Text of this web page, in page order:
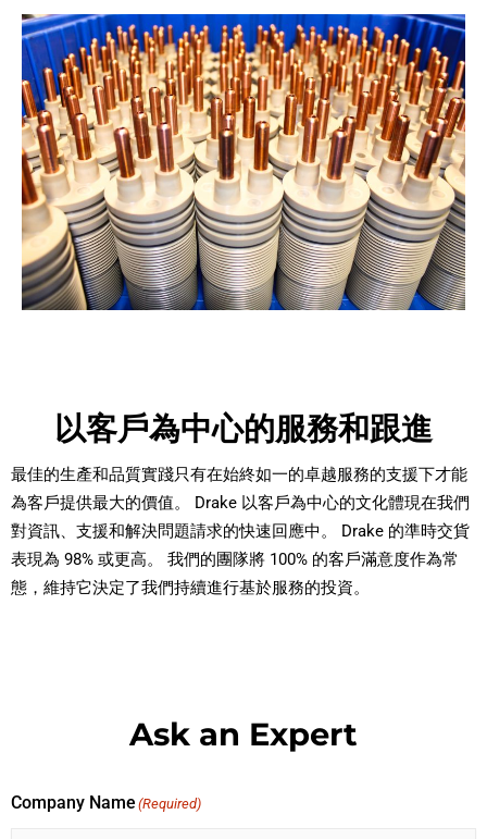
以客戶為中心的服務和跟進
最佳的生產和品質實踐只有在始終如一的卓越服務的支援下才能
為客戶提供最大的價值。 Drake 以客戶為中心的文化體現在我們
對資訊、支援和解決問題請求的快速回應中。 Drake 的準時交貨
表現為 98% 或更高。 我們的團隊將 100% 的客戶滿意度作為常
態，維持它決定了我們持續進行基於服務的投資。
Ask an Expert
Company Name (Required)